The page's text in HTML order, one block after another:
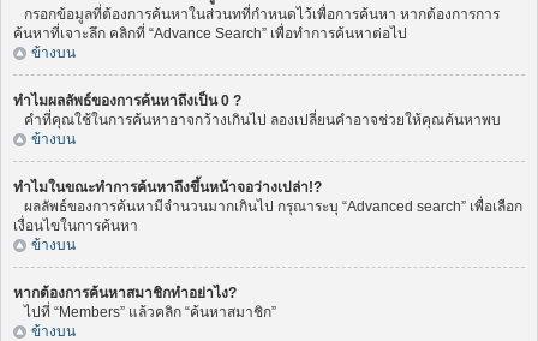
กรอกข้อมูลที่ต้องการค้นหาในส่วนทที่กำหนดไว้เพื่อการค้นหา หากต้องการการ
ค้นหาที่เจาะลึก คลิกที่ “Advance Search” เพื่อทำการค้นหาต่อไป
ข้างบน
ทำไมผลลัพธ์ของการค้นหาถึงเป็น 0 ?
คำที่คุณใช้ในการค้นหาอาจกว้างเกินไป ลองเปลี่ยนคำอาจช่วยให้คุณค้นหาพบ
ข้างบน
ทำไมในขณะทำการค้นหาถึงขึ้นหน้าจอว่างเปล่า!?
ผลลัพธ์ของการค้นหามีจำนวนมากเกินไป กรุณาระบุ “Advanced search” เพื่อเลือก
เงื่อนไขในการค้นหา
ข้างบน
หากต้องการค้นหาสมาชิกทำอย่าไง?
ไปที่ “Members” แล้วคลิก “ค้นหาสมาชิก”
ข้างบน